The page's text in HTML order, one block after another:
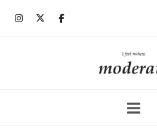
ホ
ー